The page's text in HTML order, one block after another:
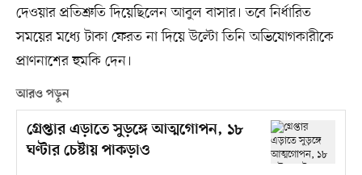
দেওয়ার প্রতিশ্রুতি দিয়েছিলেন আবুল বাসার। তবে নির্ধারিত
সময়ের মধ্যে টাকা ফেরত না দিয়ে উল্টো তিনি অভিযোগকারীকে
প্রাণনাশের হুমকি দেন।
আরও পড়ুন
গ্রেপ্তার এড়াতে সুড়ঙ্গে আত্মগোপন, ১৮
ঘণ্টার চেষ্টায় পাকড়াও